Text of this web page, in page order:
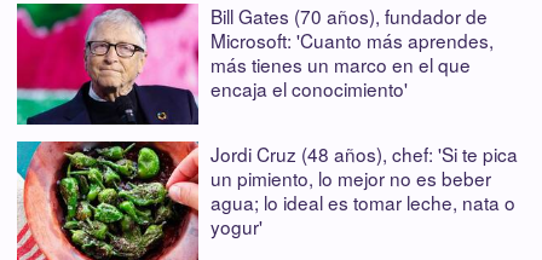
Bill Gates (70 años), fundador de
Microsoft: 'Cuanto más aprendes,
más tienes un marco en el que
encaja el conocimiento'
Jordi Cruz (48 años), chef: 'Si te pica
un pimiento, lo mejor no es beber
agua; lo ideal es tomar leche, nata o
yogur'